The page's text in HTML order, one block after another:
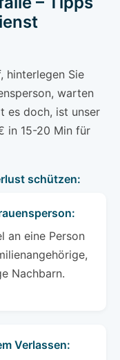
hinterlegen Sie
warten
es doch, ist unser
in 15-20 Min für
schützen:
an eine Person
Nachbarn.
Verlassen: